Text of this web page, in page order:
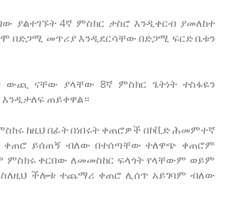
ያልተገኙት 4ኛ ምስክር ታስሮ እንዲቀርብ ያመለከተ
በድጋሚ መጥሪያ እንዲደርሳቸው በድጋሚ ፍርድ ቤቱን
ውጪ ናቸው ያላቸው 8ኛ ምስክር ጌትነት ተስፋዬን
ጠይቀዋል።
ከዚህ በፊት በነበሩት ቀጠሮዎች በኮቪድ ሕመምተኛ
ቀጠሮ ይሰጠኝ ብለው በተሰጣቸው ተለዋጭ ቀጠሮም
ምስክሩ ቀርበው ለመመስከር ፍላጎት የላቸውም ወይም
ችሎቱ ተጨማሪ ቀጠሮ ሊሰጥ አይገባም ብለው